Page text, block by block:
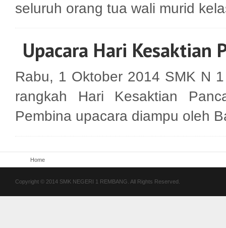
seluruh orang tua wali murid
Upacara Hari Kesaktian
Rabu, 1 Oktober 2014 SMK N
rangkah Hari Kesaktian
Pembina upacara diampu oleh
Home
Copyright © 2014 SMK NEGERI 1 REMBANG. All Rights Reserved.